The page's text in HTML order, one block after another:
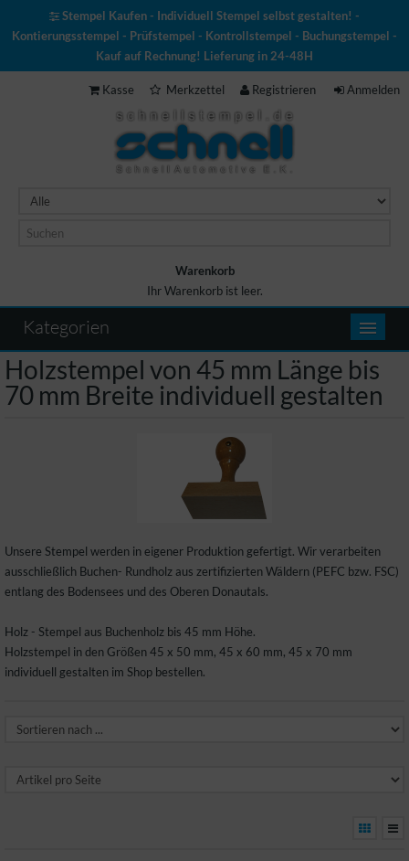
Stempel Kaufen - Individuell Stempel selbst gestalten! -
Kontierungsstempel - Prüfstempel - Kontrollstempel - Buchungstempel -
Kauf auf Rechnung! Lieferung in 24-48H
Kasse Merkzettel Registrieren Anmelden
Warenkorb
Ihr Warenkorb ist leer.
Kategorien
Holzstempel von 45 mm Länge bis
70 mm Breite individuell gestalten
Unsere Stempel werden in eigener Produktion gefertigt. Wir verarbeiten
ausschließlich Buchen- Rundholz aus zertifizierten Wäldern (PEFC bzw. FSC)
entlang des Bodensees und des Oberen Donautals.
Holz - Stempel aus Buchenholz bis 45 mm Höhe.
Holzstempel in den Größen 45 x 50 mm, 45 x 60 mm, 45 x 70 mm
individuell gestalten im Shop bestellen.